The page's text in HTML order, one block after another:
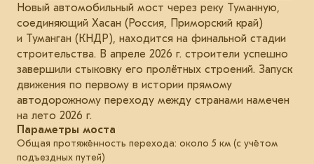
Новый автомобильный мост через реку Туманную,
соединяющий Хасан (Россия, Приморский край)
и Туманган (КНДР), находится на финальной стадии
строительства. В апреле 2026 г. строители успешно
завершили стыковку его пролётных строений. Запуск
движения по первому в истории прямому
автодорожному переходу между странами намечен
на лето 2026 г.
Параметры моста
Общая протяжённость перехода: около 5 км (с учётом
подъездных путей)